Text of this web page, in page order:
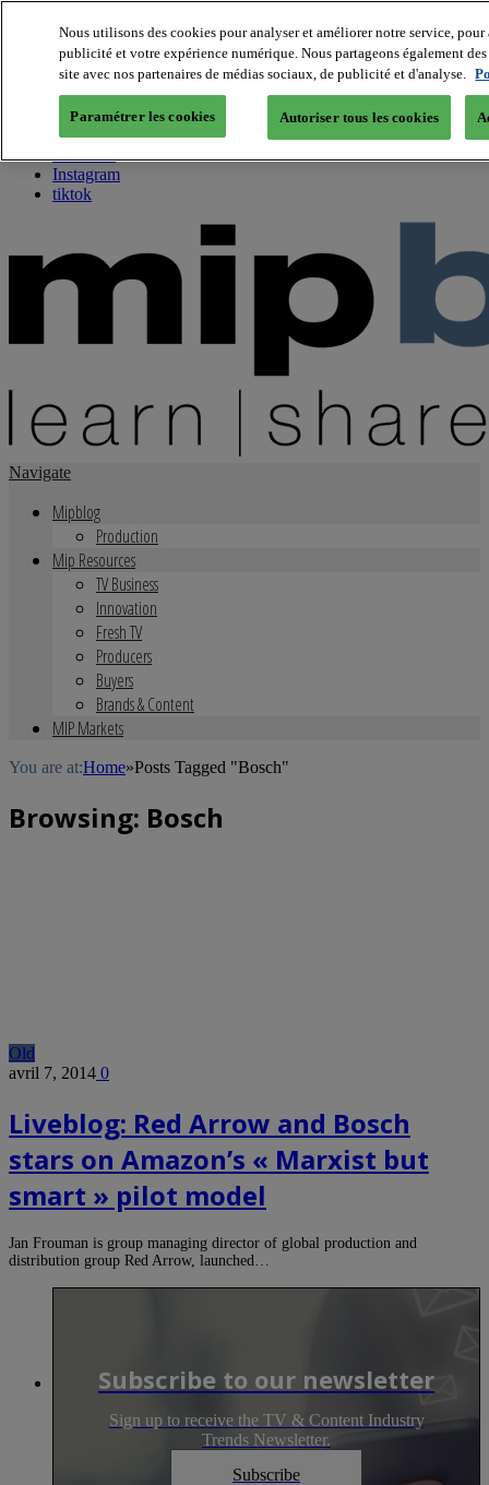
About us
Twitter
Facebook
Youtube
Instagram
tiktok
Navigate
Mipblog
Production
Mip Resources
TV Business
Innovation
Fresh TV
Producers
Buyers
Brands & Content
MIP Markets
You are at:Home»Posts Tagged "Bosch"
Browsing: Bosch
Old
avril 7, 2014 0
Liveblog: Red Arrow and Bosch
stars on Amazon’s « Marxist but
smart » pilot model
Jan Frouman is group managing director of global production and
distribution group Red Arrow, launched…
Subscribe to our newsletter
Sign up to receive the TV & Content Industry
Trends Newsletter.
Subscribe
Nous utilisons des cookies pour analyser et améliorer notre service,
publicité et votre expérience numérique. Nous partageons également
site avec nos partenaires de médias sociaux, de publicité et d'analyse.
Paramétrer les cookies Autoriser tous les cookies